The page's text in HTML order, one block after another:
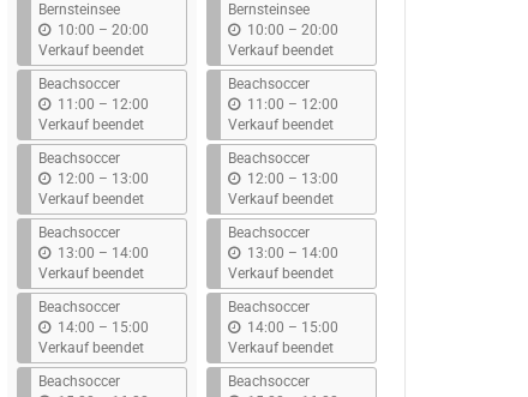
Bernsteinsee
10:00 – b
i
s
20:00
Verkauf beendet
Beachsoccer
11:00 – b
i
s
12:00
Verkauf beendet
Beachsoccer
12:00 – b
i
s
13:00
Verkauf beendet
Beachsoccer
13:00 – b
i
s
14:00
Verkauf beendet
Beachsoccer
14:00 – b
i
s
15:00
Verkauf beendet
Beachsoccer
Bernsteinsee
10:00 – b
i
s
20:00
Verkauf beendet
Beachsoccer
11:00 – b
i
s
12:00
Verkauf beendet
Beachsoccer
12:00 – b
i
s
13:00
Verkauf beendet
Beachsoccer
13:00 – b
i
s
14:00
Verkauf beendet
Beachsoccer
14:00 – b
i
s
15:00
Verkauf beendet
Beachsoccer